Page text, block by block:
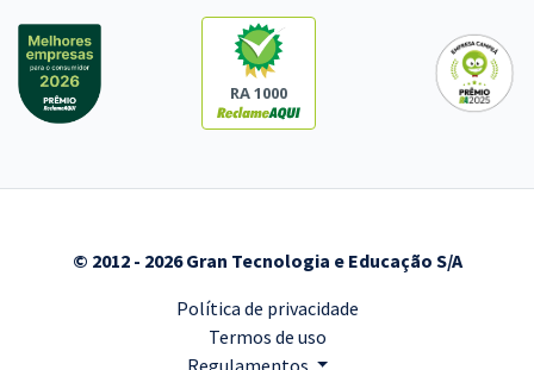
RA 1000
© 2012 - 2026 Gran Tecnologia e Educação S/A
Política de privacidade
Termos de uso
Regulamentos